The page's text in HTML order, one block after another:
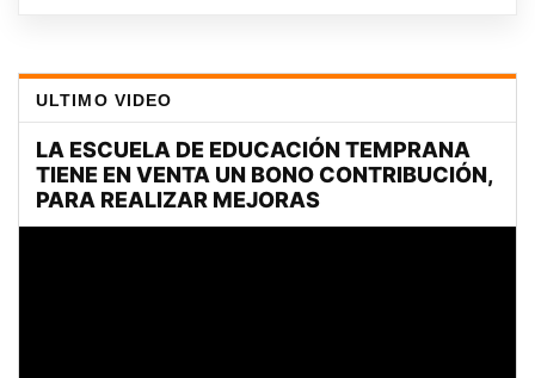
ULTIMO VIDEO